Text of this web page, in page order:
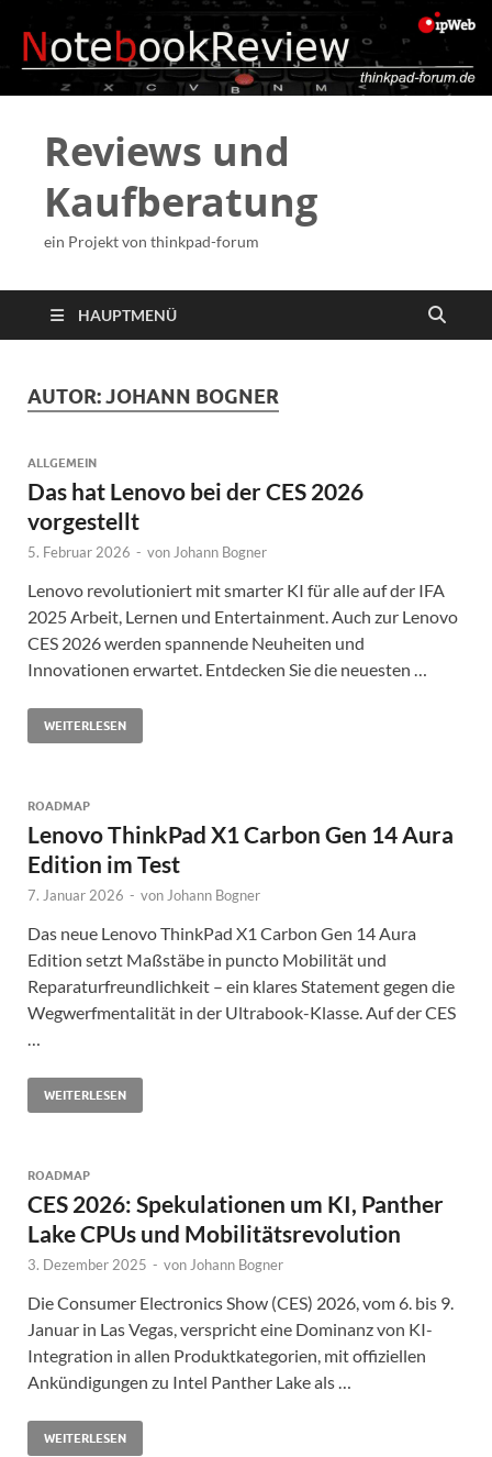
Reviews und
Kaufberatung
ein Projekt von thinkpad-forum
HAUPTMENÜ
AUTOR:JOHANN BOGNER
ALLGEMEIN
Das hat Lenovo bei der CES 2026
vorgestellt
5. Februar 2026 - von Johann Bogner
Lenovo revolutioniert mit smarter KI für alle auf der IFA
2025 Arbeit, Lernen und Entertainment. Auch zur Lenovo
CES 2026 werden spannende Neuheiten und
Innovationen erwartet. Entdecken Sie die neuesten …
WEITERLESEN
ROADMAP
Lenovo ThinkPad X1 Carbon Gen 14 Aura
Edition im Test
7. Januar 2026 - von Johann Bogner
Das neue Lenovo ThinkPad X1 Carbon Gen 14 Aura
Edition setzt Maßstäbe in puncto Mobilität und
Reparaturfreundlichkeit – ein klares Statement gegen die
Wegwerfmentalität in der Ultrabook-Klasse. Auf der CES
…
WEITERLESEN
ROADMAP
CES 2026: Spekulationen um KI, Panther
Lake CPUs und Mobilitätsrevolution
3. Dezember 2025 - von Johann Bogner
Die Consumer Electronics Show (CES) 2026, vom 6. bis 9.
Januar in Las Vegas, verspricht eine Dominanz von KI-
Integration in allen Produktkategorien, mit offiziellen
Ankündigungen zu Intel Panther Lake als …
WEITERLESEN